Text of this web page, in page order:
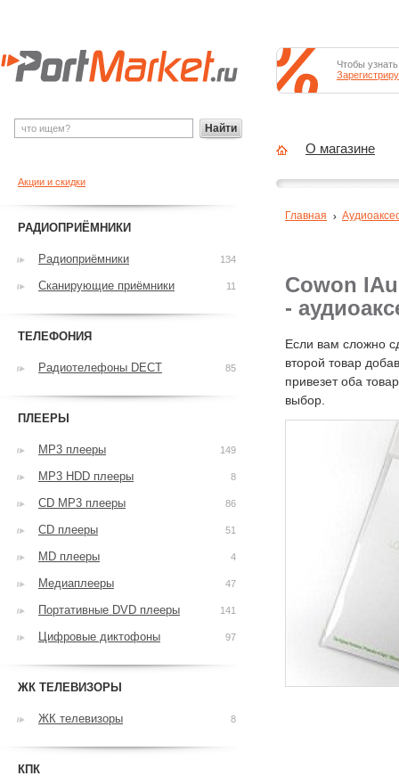
Cowon
-
Если вам сложно
второй товар
привезет оба
выбор.
Главная
Акции и скидки
РАДИОПРИЁМНИКИ
Радиоприёмники 134
Сканирующие приёмники 11
ТЕЛЕФОНИЯ
Радиотелефоны DECT 85
ПЛЕЕРЫ
MP3 плееры 149
MP3 HDD плееры 8
CD MP3 плееры 86
CD плееры 51
MD плееры 4
Медиаплееры 47
Портативные DVD плееры 141
Цифровые диктофоны 97
ЖК ТЕЛЕВИЗОРЫ
ЖК телевизоры 8
КПК
Найти
Чтобы
О магазине